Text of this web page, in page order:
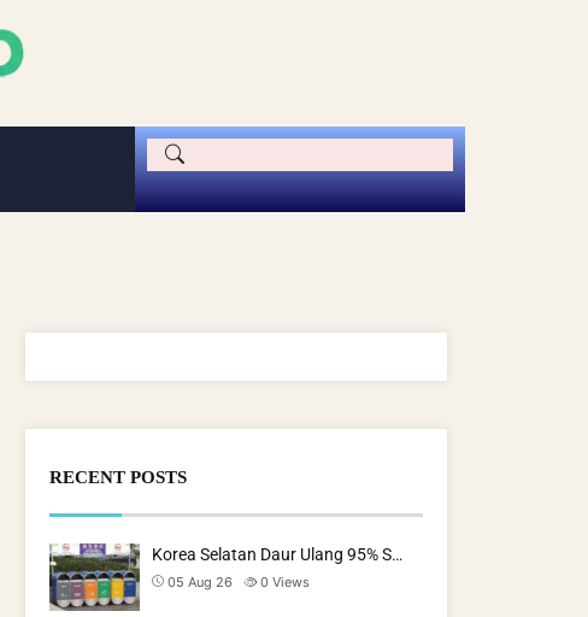
RECENT POSTS
Korea Selatan Daur Ulang 95% S…
05 Aug 26 0 Views